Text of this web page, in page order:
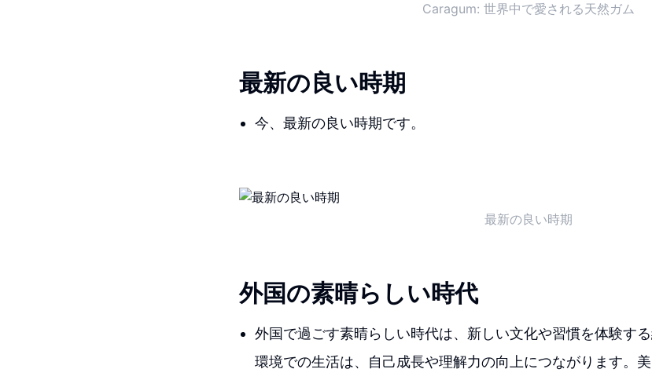
Caragum: 世界中で愛される天然ガム
最新の良い時期
今、最新の良い時期です。
最新の良い時期
外国の素晴らしい時代
外国で過ごす素晴らしい時代は、新しい文化や習慣を体験す
環境での生活は、自己成長や理解力の向上につながります。